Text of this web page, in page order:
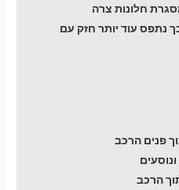
חלונות צרה
נתפס עוד יותר חזק עם
פנים הרכב
הרכב